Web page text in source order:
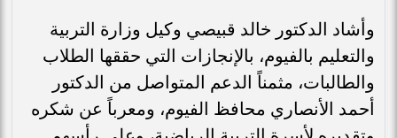
وأشاد الدكتور خالد قبيصي وكيل وزارة التربية
والتعليم بالفيوم، بالإنجازات التي حققها الطلاب
والطالبات، مثمناً الدعم المتواصل من الدكتور
أحمد الأنصاري محافظ الفيوم، ومعرباً عن شكره